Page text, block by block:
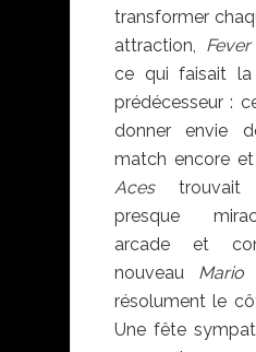
transformer
attraction, Fever
ce qui faisait
prédécesseur :
donner envie
match encore
Acestrouvait
presque
arcade et
nouveau Mario
résolument le
Une fête